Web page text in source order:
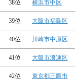
38位 横浜市中区
39位 大阪市福島区
40位 川崎市中原区
41位 大阪市浪速区
42位 東京都三鷹市